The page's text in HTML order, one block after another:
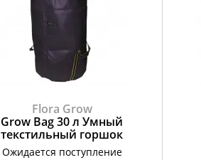
Flora Grow
Grow Bag 30 л Умный
текстильный горшок
Ожидается поступление